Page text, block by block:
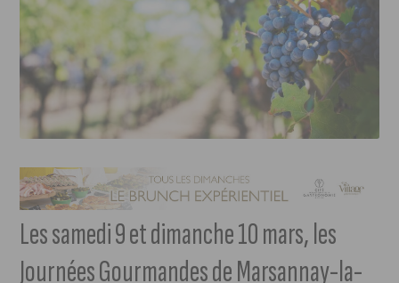
Les samedi 9 et dimanche 10 mars, les
Journées Gourmandes de Marsannay-la-